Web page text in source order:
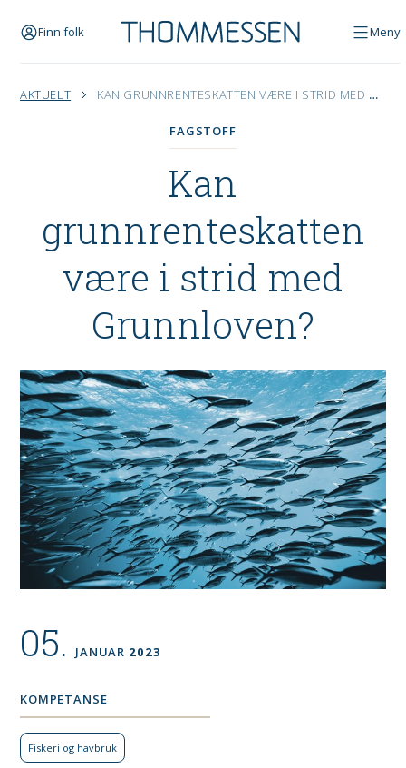
Finn folk Meny
AKTUELT KAN GRUNNRENTESKATTEN VÆRE I STRID MED GRUNNLOVEN?
FAGSTOFF
Kan
grunnrenteskatten
være i strid med
Grunnloven?
05. JANUAR 2023
KOMPETANSE
Fiskeri og havbruk